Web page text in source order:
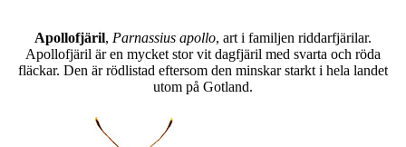
Apollofjäril, Parnassius apollo, art i familjen riddarfjärilar.
Apollofjäril är en mycket stor vit dagfjäril med svarta och röda
fläckar. Den är rödlistad eftersom den minskar starkt i hela landet
utom på Gotland.